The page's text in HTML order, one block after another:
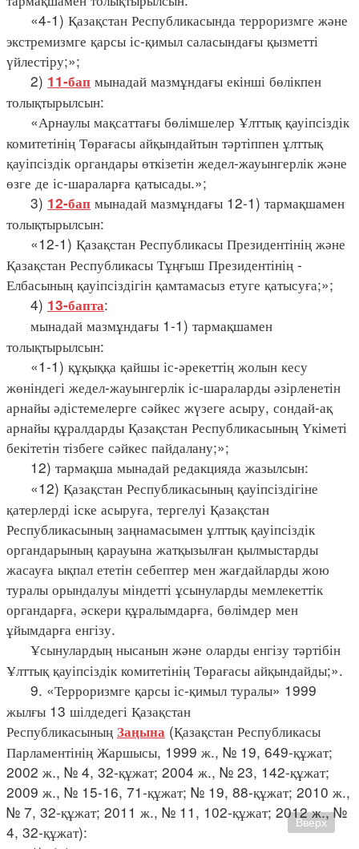
«4-1) Қазақстан Республикасында терроризмге және
экстремизмге қарсы іс-қимыл саласындағы қызметті
үйлестіру;»;
2) 11-бап мынадай мазмұндағы екінші бөлікпен
толықтырылсын:
«Арнаулы мақсаттағы бөлімшелер Ұлттық қауіпсіздік
комитетінің Төрағасы айқындайтын тәртіппен ұлттық
қауіпсіздік органдары өткізетін жедел-жауынгерлік және
өзге де іс-шараларға қатысады.»;
3) 12-бап мынадай мазмұндағы 12-1) тармақшамен
толықтырылсын:
«12-1) Қазақстан Республикасы Президентінің және
Қазақстан Республикасы Тұңғыш Президентінің -
Елбасының қауіпсіздігін қамтамасыз етуге қатысуға;»;
4) 13-бапта:
мынадай мазмұндағы 1-1) тармақшамен
толықтырылсын:
«1-1) құқыққа қайшы іс-әрекеттің жолын кесу
жөніндегі жедел-жауынгерлік іс-шараларды әзірленетін
арнайы әдістемелерге сәйкес жүзеге асыру, сондай-ақ
арнайы құралдарды Қазақстан Республикасының Үкіметі
бекітетін тізбеге сәйкес пайдалану;»;
12) тармақша мынадай редакцияда жазылсын:
«12) Қазақстан Республикасының қауіпсіздігіне
қатерлерді іске асыруға, тергелуі Қазақстан
Республикасының заңнамасымен ұлттық қауіпсіздік
органдарының қарауына жатқызылған қылмыстарды
жасауға ықпал ететін себептер мен жағдайларды жою
туралы орындалуы міндетті ұсынуларды мемлекеттік
органдарға, әскери құралымдарға, бөлімдер мен
ұйымдарға енгізу.
Ұсынулардың нысанын және оларды енгізу тәртібін
Ұлттық қауіпсіздік комитетінің Төрағасы айқындайды;».
9. «Терроризмге қарсы іс-қимыл туралы» 1999
жылғы 13 шілдедегі Қазақстан
Республикасының Заңына (Қазақстан Республикасы
Парламентінің Жаршысы, 1999 ж., № 19, 649-құжат;
2002 ж., № 4, 32-құжат; 2004 ж., № 23, 142-құжат;
2009 ж., № 15-16, 71-құжат; № 19, 88-құжат; 2010 ж.,
№ 7, 32-құжат; 2011 ж., № 11, 102-құжат; 2012 ж., №
4, 32-құжат):
Вверх